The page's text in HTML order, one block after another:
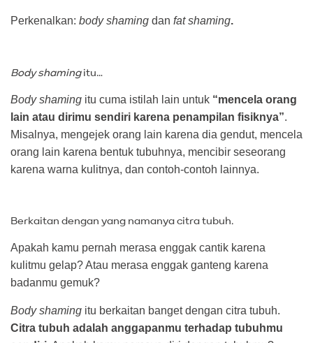
Perkenalkan: body shaming dan fat shaming.
Bodyshamingitu…
Body shaming itu cuma istilah lain untuk “mencela orang
lain atau dirimu sendiri karena penampilan fisiknya”.
Misalnya, mengejek orang lain karena dia gendut, mencela
orang lain karena bentuk tubuhnya, mencibir seseorang
karena warna kulitnya, dan contoh-contoh lainnya.
Berkaitan dengan yang namanya citra tubuh.
Apakah kamu pernah merasa enggak cantik karena
kulitmu gelap? Atau merasa enggak ganteng karena
badanmu gemuk?
Body shaming itu berkaitan banget dengan citra tubuh.
Citra tubuh adalah anggapanmu terhadap tubuhmu